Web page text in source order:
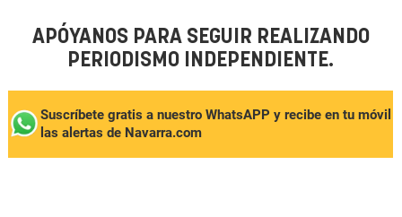
APÓYANOS PARA SEGUIR REALIZANDO
PERIODISMO INDEPENDIENTE.
Suscríbete gratis a nuestro WhatsAPP y recibe en tu móvil
las alertas de Navarra.com